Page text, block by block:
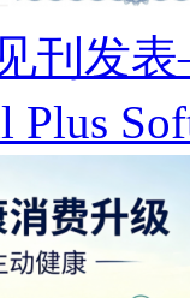
刊发
Plus